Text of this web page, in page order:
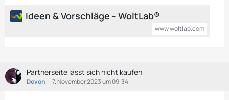
Ideen & Vorschläge - WoltLab®
www.woltlab.com
Partnerseite lässt sich nicht kaufen
Devon 7. November 2023 um 09:34